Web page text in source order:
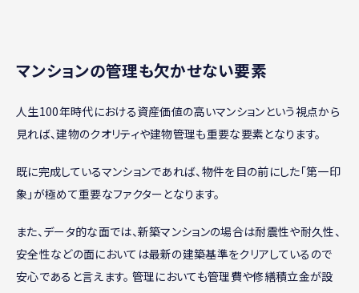
マンションの管理も欠かせない要素
人生100年時代における資産価値の高いマンションという視点から
見れば、建物のクオリティや建物管理も重要な要素となります。
既に完成しているマンションであれば、物件を目の前にした「第一印
象」が極めて重要なファクターとなります。
また、データ的な面では、新築マンションの場合は耐震性や耐久性、
安全性などの面においては最新の建築基準をクリアしているので
安心であると言えます。 管理においても管理費や修繕積立金が設